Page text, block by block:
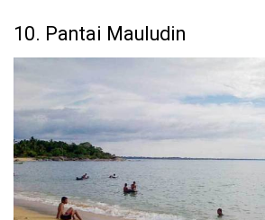
10. Pantai Mauludin